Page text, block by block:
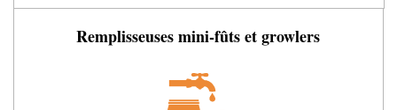
Remplisseuses mini-fûts et growlers